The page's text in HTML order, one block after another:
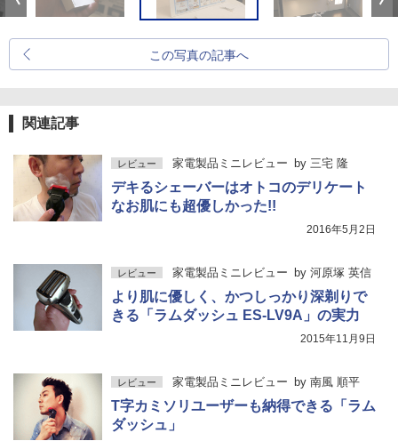
この写真の記事へ
関連記事
レビュー 家電製品ミニレビュー by 三宅 隆
デキるシェーバーはオトコのデリケート
なお肌にも超優しかった!!
2016年5月2日
レビュー 家電製品ミニレビュー by 河原塚 英信
より肌に優しく、かつしっかり深剃りで
きる「ラムダッシュ ES-LV9A」の実力
2015年11月9日
レビュー 家電製品ミニレビュー by 南風 順平
T字カミソリユーザーも納得できる「ラム
ダッシュ」